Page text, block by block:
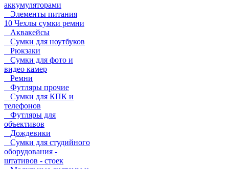
аккумуляторами
Элементы питания
10 Чехлы сумки ремни
Аквакейсы
Сумки для ноутбуков
Рюкзаки
Сумки для фото и
видео камер
Ремни
Футляры прочие
Сумки для КПК и
телефонов
Футляры для
объективов
Дождевики
Сумки для студийного
оборудования -
штативов - стоек